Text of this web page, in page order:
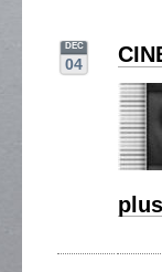
DEC
04
plus